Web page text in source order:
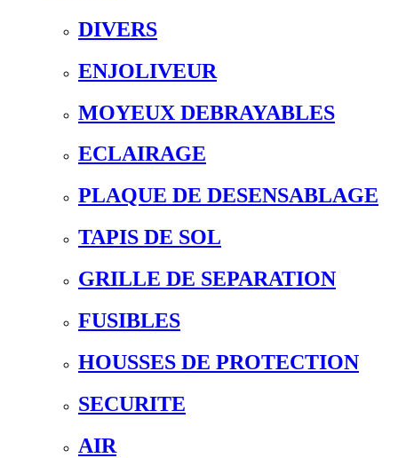
DIVERS
ENJOLIVEUR
MOYEUX DEBRAYABLES
ECLAIRAGE
PLAQUE DE DESENSABLAGE
TAPIS DE SOL
GRILLE DE SEPARATION
FUSIBLES
HOUSSES DE PROTECTION
SECURITE
AIR